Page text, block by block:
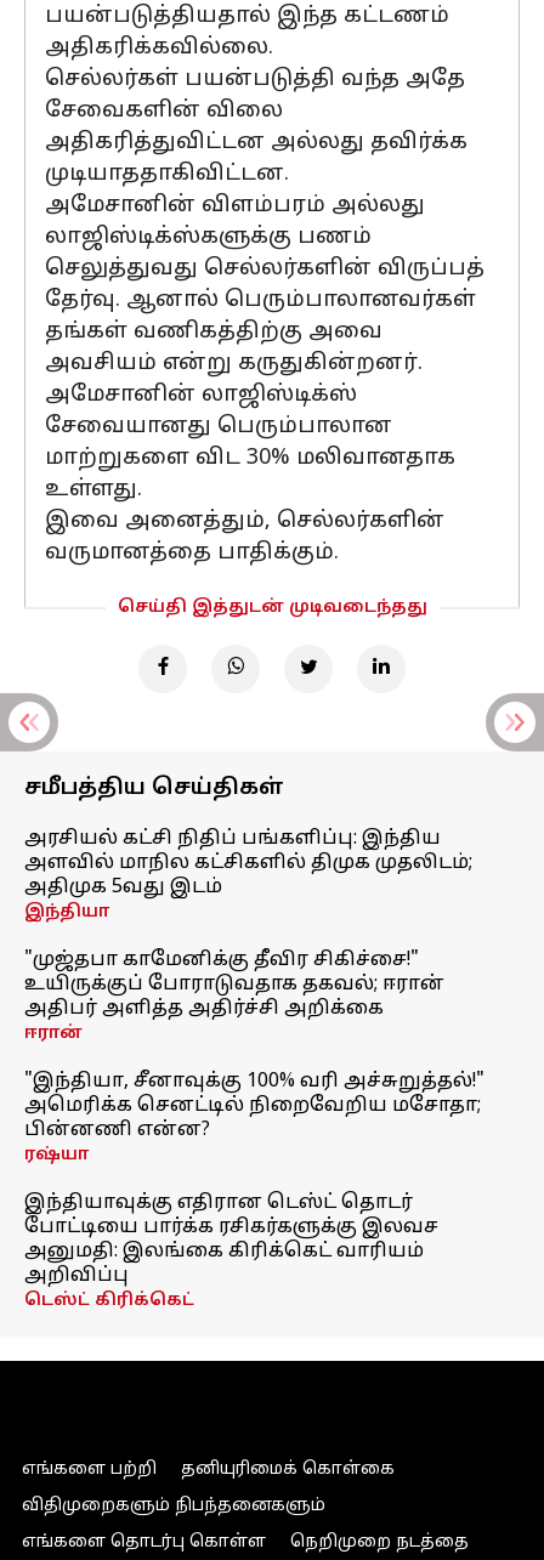
பயன்படுத்தியதால் இந்த கட்டணம்
அதிகரிக்கவில்லை.
செல்லர்கள் பயன்படுத்தி வந்த அதே
சேவைகளின் விலை
அதிகரித்துவிட்டன அல்லது தவிர்க்க
முடியாததாகிவிட்டன.
அமேசானின் விளம்பரம் அல்லது
லாஜிஸ்டிக்ஸ்களுக்கு பணம்
செலுத்துவது செல்லர்களின் விருப்பத்
தேர்வு. ஆனால் பெரும்பாலானவர்கள்
தங்கள் வணிகத்திற்கு அவை
அவசியம் என்று கருதுகின்றனர்.
அமேசானின் லாஜிஸ்டிக்ஸ்
சேவையானது பெரும்பாலான
மாற்றுகளை விட 30% மலிவானதாக
உள்ளது.
இவை அனைத்தும், செல்லர்களின்
வருமானத்தை பாதிக்கும்.
செய்தி இத்துடன் முடிவடைந்தது
சமீபத்திய செய்திகள்
அரசியல் கட்சி நிதிப் பங்களிப்பு: இந்திய
அளவில் மாநில கட்சிகளில் திமுக முதலிடம்;
அதிமுக 5வது இடம்
இந்தியா
"முஜ்தபா காமேனிக்கு தீவிர சிகிச்சை!"
உயிருக்குப் போராடுவதாக தகவல்; ஈரான்
அதிபர் அளித்த அதிர்ச்சி அறிக்கை
ஈரான்
"இந்தியா, சீனாவுக்கு 100% வரி அச்சுறுத்தல்!"
அமெரிக்க செனட்டில் நிறைவேறிய மசோதா;
பின்னணி என்ன?
ரஷ்யா
இந்தியாவுக்கு எதிரான டெஸ்ட் தொடர்
போட்டியை பார்க்க ரசிகர்களுக்கு இலவச
அனுமதி: இலங்கை கிரிக்கெட் வாரியம்
அறிவிப்பு
டெஸ்ட் கிரிக்கெட்
எங்களை பற்றி
தனியுரிமைக் கொள்கை
விதிமுறைகளும் நிபந்தனைகளும்
எங்களை தொடர்பு கொள்ள
நெறிமுறை நடத்தை